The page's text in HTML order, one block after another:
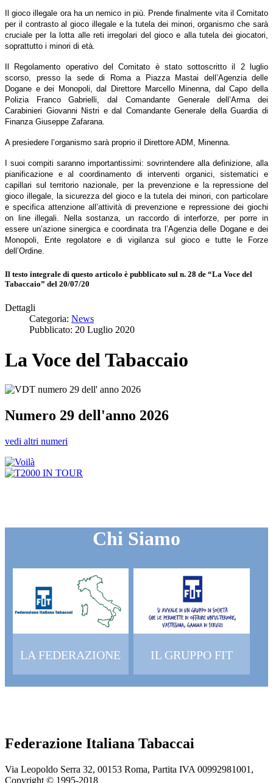
Il gioco illegale ora ha un nemico in più. Prende finalmente vita il Comitato
per il contrasto al gioco illegale e la tutela dei minori, organismo che sarà
cruciale per la lotta alle reti irregolari del gioco e alla tutela dei giocatori,
soprattutto i minori di età.
Il Regolamento operativo del Comitato è stato sottoscritto il 2 luglio
scorso, presso la sede di Roma a Piazza Mastai dell’Agenzia delle
Dogane e dei Monopoli, dal Direttore Marcello Minenna, dal Capo della
Polizia Franco Gabrielli, dal Comandante Generale dell’Arma dei
Carabinieri Giovanni Nistri e dal Comandante Generale della Guardia di
Finanza Giuseppe Zafarana.
A presiedere l’organismo sarà proprio il Direttore ADM, Minenna.
I suoi compiti saranno importantissimi: sovrintendere alla definizione, alla
pianificazione e al coordinamento di interventi organici, sistematici e
capillari sul territorio nazionale, per la prevenzione e la repressione del
gioco illegale, la sicurezza del gioco e la tutela dei minori, con particolare
e specifica attenzione all’attività di prevenzione e repressione dei giochi
on line illegali. Nella sostanza, un raccordo di interforze, per porre in
essere un’azione sinergica e coordinata tra l’Agenzia delle Dogane e dei
Monopoli, Ente regolatore e di vigilanza sul gioco e tutte le Forze
dell’Ordine.
Il testo integrale di questo articolo è pubblicato sul n. 28 de “La Voce del
Tabaccaio” del 20/07/20
Dettagli
Categoria: News
Pubblicato: 20 Luglio 2020
La Voce del Tabaccaio
Numero 29 dell'anno 2026
vedi altri numeri
Chi Siamo
LA FEDERAZIONE IL GRUPPO FIT
Federazione Italiana Tabaccai
Via Leopoldo Serra 32, 00153 Roma, Partita IVA 00992981001,
Copyright © 1995-2018